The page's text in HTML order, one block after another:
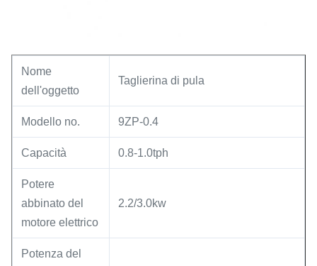
Nome
dell'oggetto
Taglierina di pula
Modello no. 9ZP-0.4
Capacità 0.8-1.0tph
Potere
abbinato del
motore elettrico
2.2/3.0kw
Potenza del